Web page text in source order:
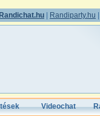
Randichat.hu Randiparty.hu
Videochat